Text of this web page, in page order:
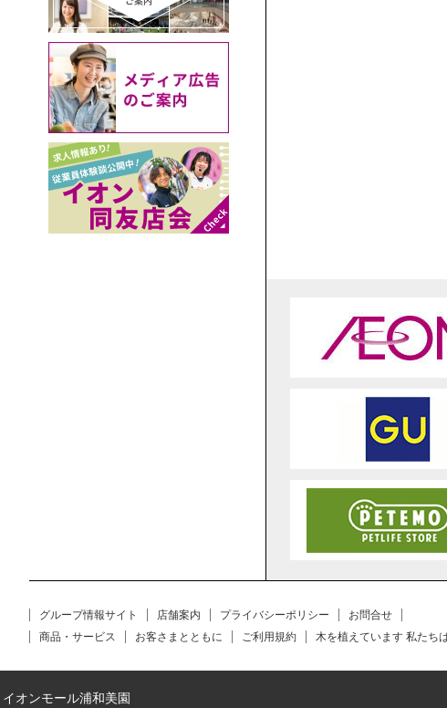
グループ情報サイト 店舗案内 プライバシーポリシー
お問合せ
商品・サービス
お客さまとともに ご利用規約 木を植えています 私たち
イオンモール浦和美園